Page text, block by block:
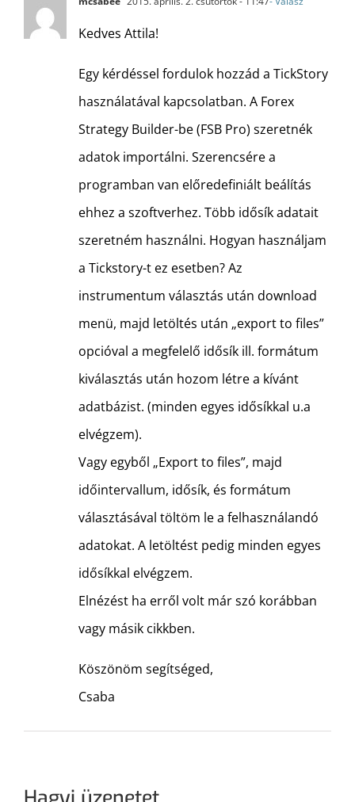
Kedves Attila!
Egy kérdéssel fordulok hozzád a TickStory
használatával kapcsolatban. A Forex
Strategy Builder-be (FSB Pro) szeretnék
adatok importálni. Szerencsére a
programban van előredefiniált beálítás
ehhez a szoftverhez. Több idősík adatait
szeretném használni. Hogyan használjam
a Tickstory-t ez esetben? Az
instrumentum választás után download
menü, majd letöltés után „export to files”
opcióval a megfelelő idősík ill. formátum
kiválasztás után hozom létre a kívánt
adatbázist. (minden egyes idősíkkal u.a
elvégzem).
Vagy egyből „Export to files”, majd
időintervallum, idősík, és formátum
választásával töltöm le a felhasználandó
adatokat. A letöltést pedig minden egyes
idősíkkal elvégzem.
Elnézést ha erről volt már szó korábban
vagy másik cikkben.
Köszönöm segítséged,
Csaba